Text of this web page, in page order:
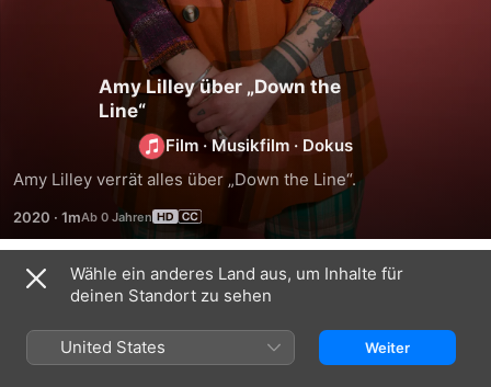
Amy Lilley über „Down the
Line“
Film ·Musikfilm · Dokus
Amy Lilley verrät alles über „Down the Line“.
2020 · 1m
Trailer
Wähle ein anderes Land aus, um Inhalte für
deinen Standort zu sehen
United States Weiter